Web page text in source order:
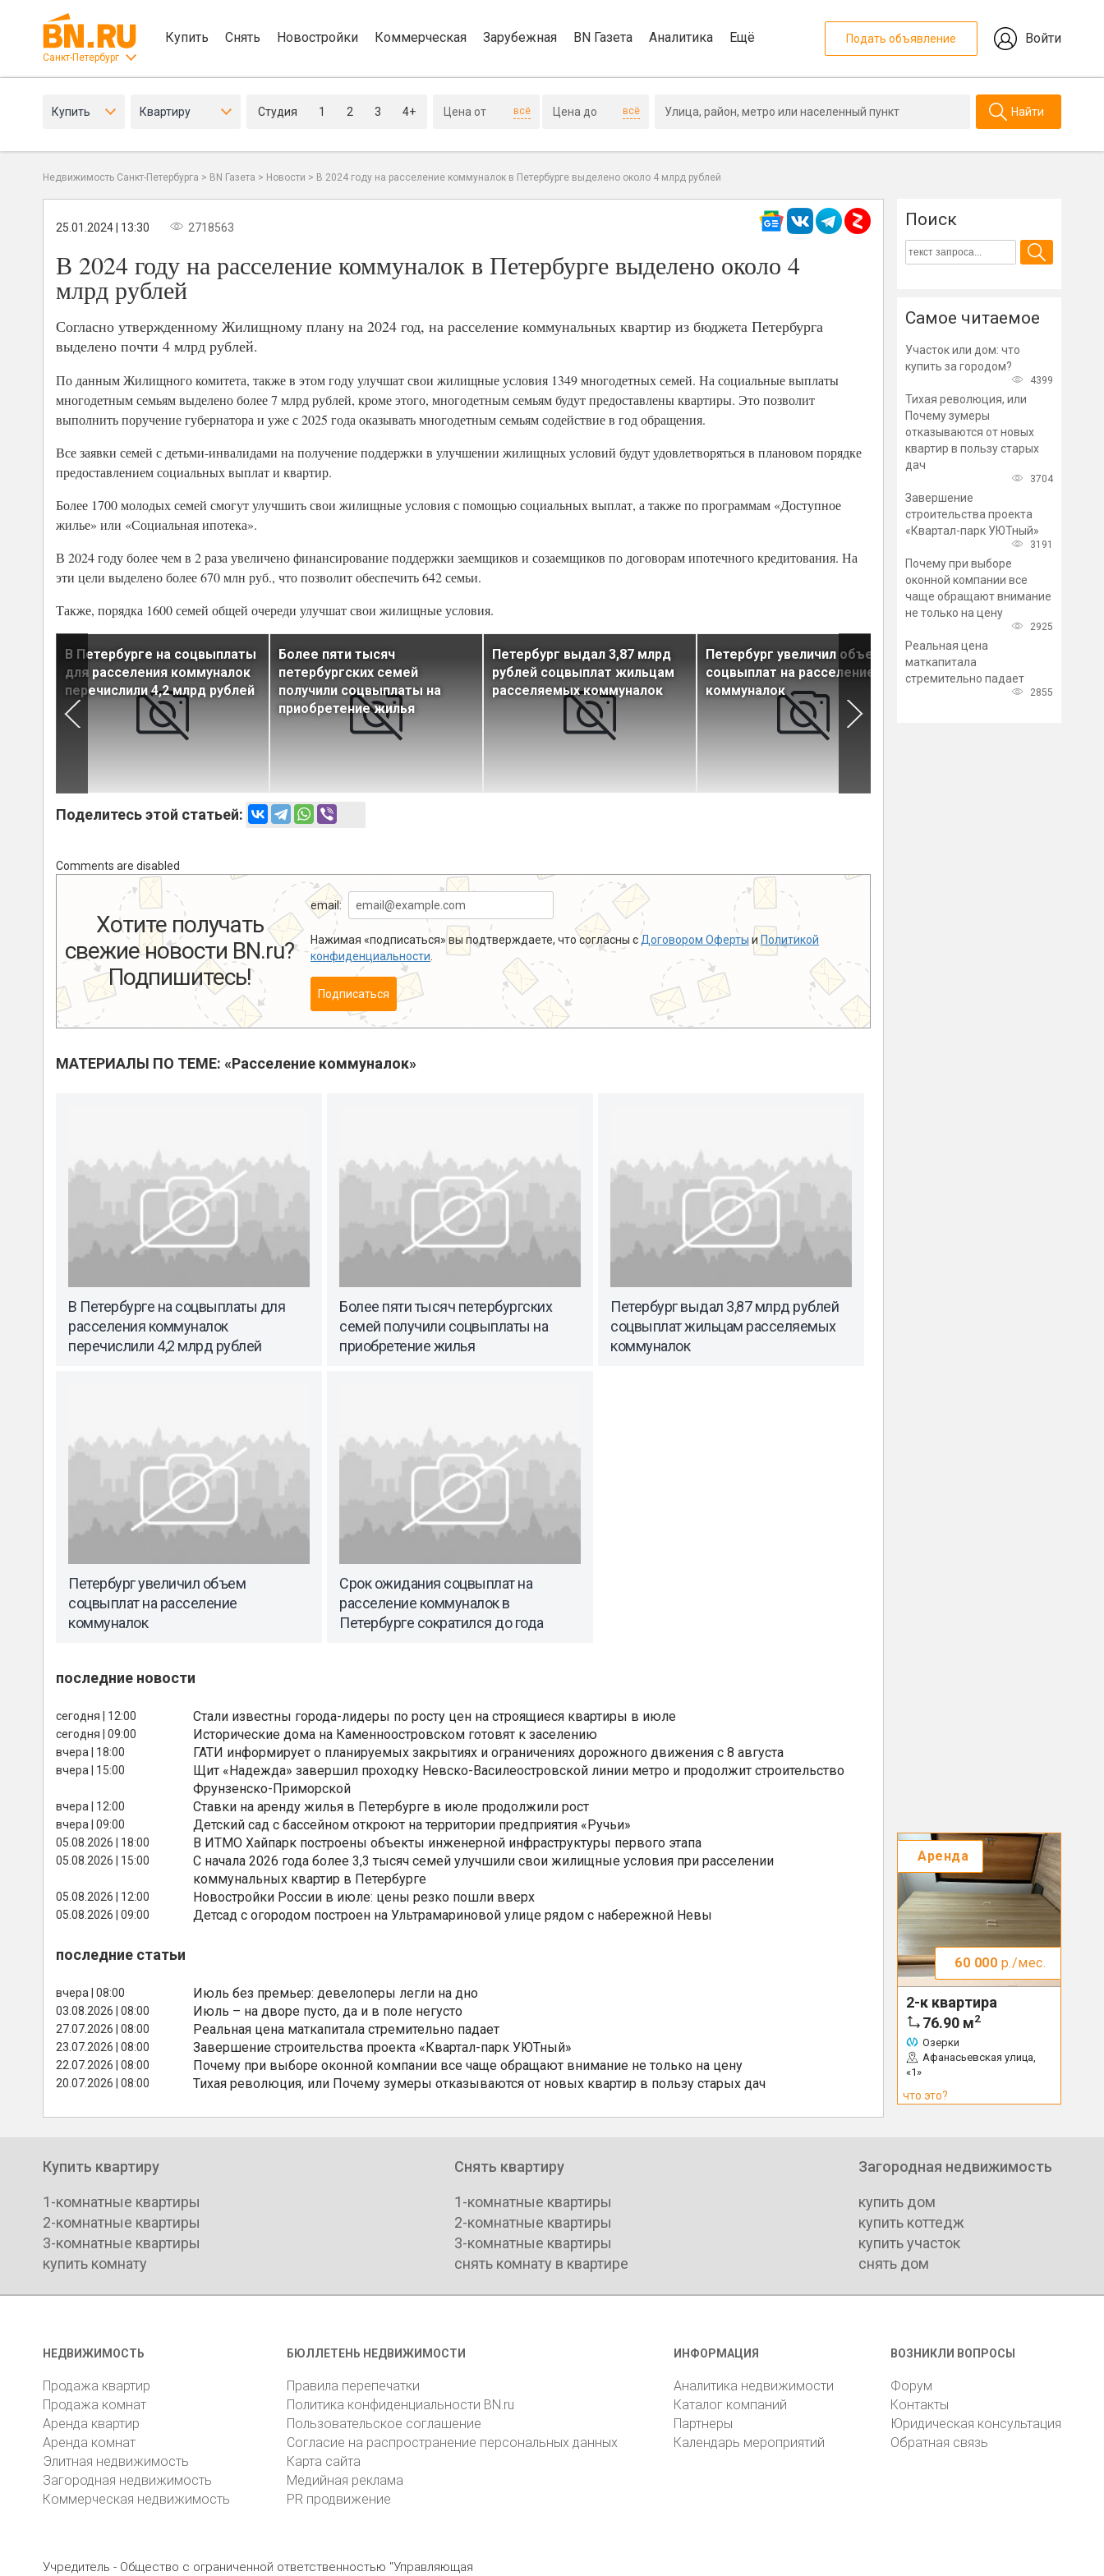
Санкт-Петербург
Купить Снять Новостройки Коммерческая Зарубежная BN Газета Аналитика Ещё Подать объявление Войти
Купить Квартиру Студия 1 2 3 4+ всё всё Найти
Недвижимость Санкт-Петербурга > BN Газета > Новости > В 2024 году на расселение коммуналок в Петербурге выделено около 4 млрд рублей
25.01.2024 | 13:30 2718563
В 2024 году на расселение коммуналок в Петербурге выделено около 4
млрд рублей
Согласно утвержденному Жилищному плану на 2024 год, на расселение коммунальных квартир из бюджета Петербурга
выделено почти 4 млрд рублей.
По данным Жилищного комитета, также в этом году улучшат свои жилищные условия 1349 многодетных семей. На социальные выплаты
многодетным семьям выделено более 7 млрд рублей, кроме этого, многодетным семьям будут предоставлены квартиры. Это позволит
выполнить поручение губернатора и уже с 2025 года оказывать многодетным семьям содействие в год обращения.
Все заявки семей с детьми-инвалидами на получение поддержки в улучшении жилищных условий будут удовлетворяться в плановом порядке
предоставлением социальных выплат и квартир.
Более 1700 молодых семей смогут улучшить свои жилищные условия с помощью социальных выплат, а также по программам «Доступное
жилье» или «Социальная ипотека».
В 2024 году более чем в 2 раза увеличено финансирование поддержки заемщиков и созаемщиков по договорам ипотечного кредитования. На
эти цели выделено более 670 млн руб., что позволит обеспечить 642 семьи.
Также, порядка 1600 семей общей очереди улучшат свои жилищные условия.
В Петербурге на соцвыплаты
для расселения коммуналок
перечислили 4,2 млрд рублей
Более пяти тысяч
петербургских семей
получили соцвыплаты на
приобретение жилья
Петербург выдал 3,87 млрд
рублей соцвыплат жильцам
расселяемых коммуналок
Петербург увеличил объем
соцвыплат на расселение
коммуналок
Срок ожидания соцвыплат
расселение коммуналок в
Петербурге сократился до
Поделитесь этой статьей:
Comments are disabled
Хотите получать
свежие новости BN.ru?
Подпишитесь!
email:
Нажимая «подписаться» вы подтверждаете, что согласны с Договором Оферты и Политикой
конфиденциальности
Подписаться
МАТЕРИАЛЫ ПО ТЕМЕ: «Расселение коммуналок»
В Петербурге на соцвыплаты для
расселения коммуналок
перечислили 4,2 млрд рублей
Более пяти тысяч петербургских
семей получили соцвыплаты на
приобретение жилья
Петербург выдал 3,87 млрд рублей
соцвыплат жильцам расселяемых
коммуналок
Петербург увеличил объем
соцвыплат на расселение
коммуналок
Срок ожидания соцвыплат на
расселение коммуналок в
Петербурге сократился до года
последние новости
сегодня | 12:00 Стали известны города-лидеры по росту цен на строящиеся квартиры в июле
сегодня | 09:00 Исторические дома на Каменноостровском готовят к заселению
вчера | 18:00 ГАТИ информирует о планируемых закрытиях и ограничениях дорожного движения с 8 августа
вчера | 15:00
Щит «Надежда» завершил проходку Невско-Василеостровской линии метро и продолжит строительство
Фрунзенско-Приморской
вчера | 12:00 Ставки на аренду жилья в Петербурге в июле продолжили рост
вчера | 09:00 Детский сад с бассейном откроют на территории предприятия «Ручьи»
05.08.2026 | 18:00 В ИТМО Хайпарк построены объекты инженерной инфраструктуры первого этапа
05.08.2026 | 15:00
С начала 2026 года более 3,3 тысяч семей улучшили свои жилищные условия при расселении
коммунальных квартир в Петербурге
05.08.2026 | 12:00 Новостройки России в июле: цены резко пошли вверх
05.08.2026 | 09:00 Детсад с огородом построен на Ультрамариновой улице рядом с набережной Невы
последние статьи
вчера | 08:00 Июль без премьер: девелоперы легли на дно
03.08.2026 | 08:00 Июль – на дворе пусто, да и в поле негусто
27.07.2026 | 08:00 Реальная цена маткапитала стремительно падает
23.07.2026 | 08:00 Завершение строительства проекта «Квартал-парк УЮТный»
22.07.2026 | 08:00 Почему при выборе оконной компании все чаще обращают внимание не только на цену
20.07.2026 | 08:00 Тихая революция, или Почему зумеры отказываются от новых квартир в пользу старых дач
Поиск
Самое читаемое
Участок или дом: что
купить за городом?
4399
Тихая революция, или
Почему зумеры
отказываются от новых
квартир в пользу старых
дач
3704
Завершение
строительства проекта
«Квартал-парк УЮТный»
3191
Почему при выборе
оконной компании все
чаще обращают внимание
не только на цену
2925
Реальная цена
маткапитала
стремительно падает
2855
Аренда
60 000 р./мес.
2-к квартира
76.90 м2
Озерки
Афанасьевская улица,
«1»
что это?
Купить квартиру
1-комнатные квартиры
2-комнатные квартиры
3-комнатные квартиры
купить комнату
Снять квартиру
1-комнатные квартиры
2-комнатные квартиры
3-комнатные квартиры
снять комнату в квартире
Загородная недвижимость
купить дом
купить коттедж
купить участок
снять дом
НЕДВИЖИМОСТЬ
Продажа квартир
Продажа комнат
Аренда квартир
Аренда комнат
Элитная недвижимость
Загородная недвижимость
Коммерческая недвижимость
БЮЛЛЕТЕНЬ НЕДВИЖИМОСТИ
Правила перепечатки
Политика конфиденциальности BN.ru
Пользовательское соглашение
Согласие на распространение персональных данных
Карта сайта
Медийная реклама
PR продвижение
ИНФОРМАЦИЯ
Аналитика недвижимости
Каталог компаний
Партнеры
Календарь мероприятий
ВОЗНИКЛИ ВОПРОСЫ
Форум
Контакты
Юридическая консультация
Обратная связь
Учредитель - Общество с ограниченной ответственностью "Управляющая